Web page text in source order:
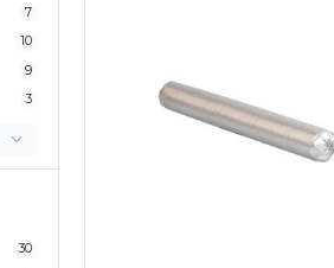
7
10
9
3
30